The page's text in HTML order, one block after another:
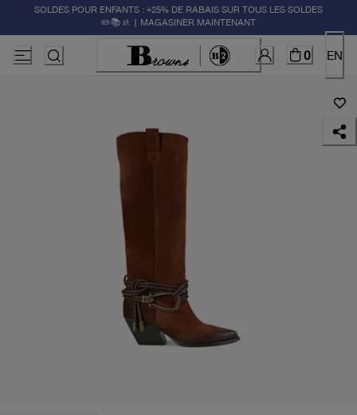
SOLDES POUR ENFANTS : +25% DE RABAIS SUR TOUS LES SOLDES
✏️📚🚸 | MAGASINER MAINTENANT
0 EN